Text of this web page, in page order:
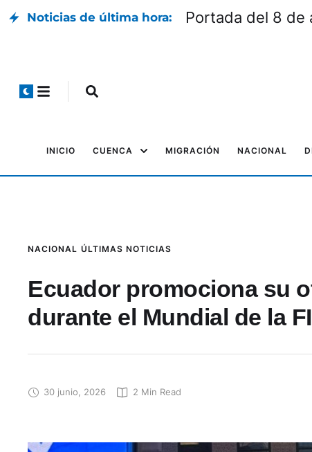
Noticias de última hora:
INICIO CUENCA MIGRACIÓN NACIONAL
NACIONAL ÚLTIMAS NOTICIAS
Ecuador promociona su
durante el Mundial de la
30 junio, 2026 2 Min Read